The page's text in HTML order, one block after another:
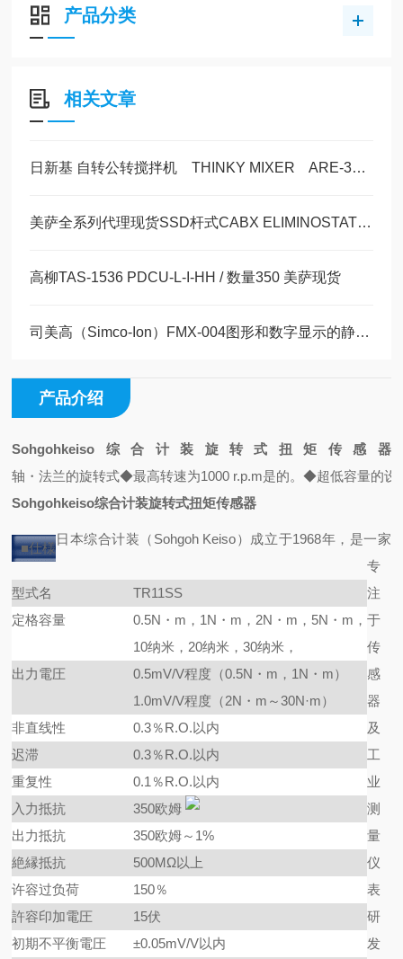
产品分类
相关文章
日新基 自转公转搅拌机 THINKY MIXER ARE-312 产品介绍
美萨全系列代理现货SSD杆式CABX ELIMINOSTAT Series
高柳TAS-1536 PDCU-L-I-HH / 数量350 美萨现货
司美高（Simco-Ion）FMX-004图形和数字显示的静电场测试仪现货30台
产品介绍
Sohgohkeiso综合计装旋转式扭矩传感器
轴・法兰的旋转式◆最高转速为1000 r.p.m是的。◆超低容量的设
Sohgohkeiso综合计装旋转式扭矩传感器
■仕様
型式名
TR11SS
定格容量
0.5N・m，1N・m，2N・m，5N・m，
10纳米，20纳米，30纳米，
出力電圧
0.5mV/V程度（0.5N・m，1N・m）
1.0mV/V程度（2N・m～30N·m）
非直线性
0.3％R.O.以内
迟滞
0.3％R.O.以内
重复性
0.1％R.O.以内
入力抵抗
350欧姆
出力抵抗
350欧姆～1%
絶縁抵抗
500MΩ以上
许容过负荷
150％
許容印加電圧
15伏
初期不平衡電圧
±0.05mV/V以内
日本综合计装（Sohgoh Keiso）成立于1968年，是一家
专
注
于
传
感
器
及
工
业
测
量
仪
表
研
发